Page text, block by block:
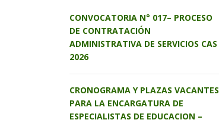
CONVOCATORIA N° 017– PROCESO
DE CONTRATACIÓN
ADMINISTRATIVA DE SERVICIOS CAS
2026
CRONOGRAMA Y PLAZAS VACANTES
PARA LA ENCARGATURA DE
ESPECIALISTAS DE EDUCACION –